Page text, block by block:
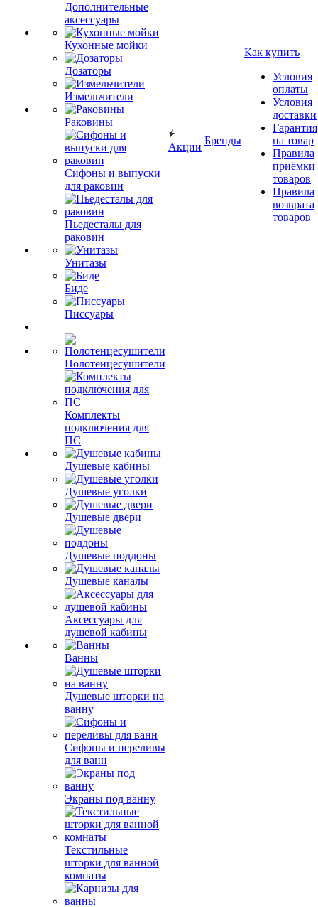
Дополнительные
аксессуары
Кухонные мойки
Дозаторы
Измельчители
Раковины
Сифоны и выпуски
для раковин
Пьедесталы для
раковин
Унитазы
Биде
Писсуары
Полотенцесушители
Комплекты
подключения для
ПС
Душевые кабины
Душевые уголки
Душевые двери
Душевые поддоны
Душевые каналы
Аксессуары для
душевой кабины
Ванны
Душевые шторки на
ванну
Сифоны и переливы
для ванн
Экраны под ванну
Текстильные
шторки для ванной
комнаты
Акции
Бренды
Как купить
Условия
оплаты
Условия
доставки
Гарантия
на товар
Правила
приёмки
товаров
Правила
возврата
товаров